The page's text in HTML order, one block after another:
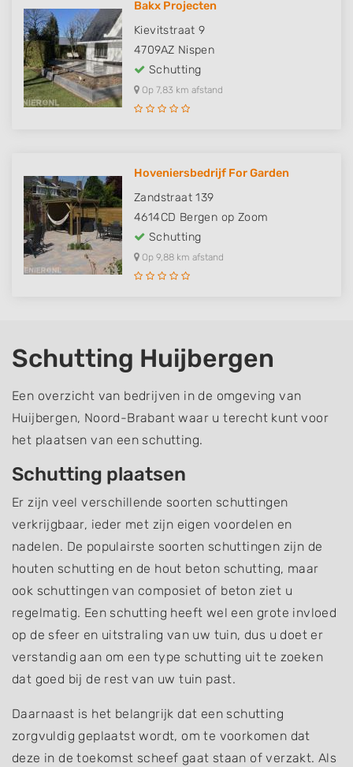
Bakx Projecten
Kievitstraat 9
4709AZ Nispen
Schutting
Op 7,83 km afstand
Hoveniersbedrijf For Garden
Zandstraat 139
4614CD Bergen op Zoom
Schutting
Op 9,88 km afstand
Schutting Huijbergen
Een overzicht van bedrijven in de omgeving van
Huijbergen, Noord-Brabant waar u terecht kunt voor
het plaatsen van een schutting.
Schutting plaatsen
Er zijn veel verschillende soorten schuttingen
verkrijgbaar, ieder met zijn eigen voordelen en
nadelen. De populairste soorten schuttingen zijn de
houten schutting en de hout beton schutting, maar
ook schuttingen van composiet of beton ziet u
regelmatig. Een schutting heeft wel een grote invloed
op de sfeer en uitstraling van uw tuin, dus u doet er
verstandig aan om een type schutting uit te zoeken
dat goed bij de rest van uw tuin past.
Daarnaast is het belangrijk dat een schutting
zorgvuldig geplaatst wordt, om te voorkomen dat
deze in de toekomst scheef gaat staan of verzakt. Als